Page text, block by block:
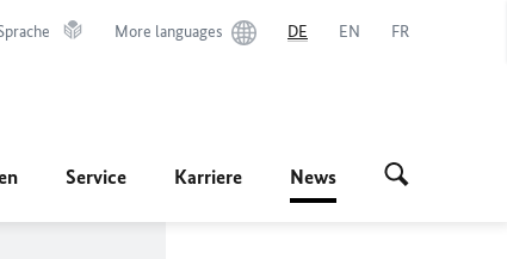
More languages DE EN FR
Service Karriere News